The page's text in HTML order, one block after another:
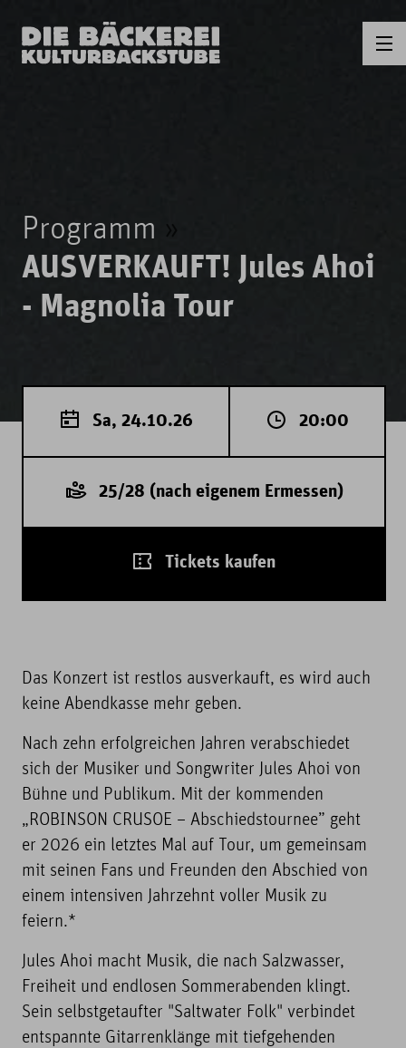
Programm
AUSVERKAUFT! Jules Ahoi
- Magnolia Tour
Sa, 24.10.26 20:00
25/28 (nach eigenem Ermessen)
Tickets kaufen
Das Konzert ist restlos ausverkauft, es wird auch
keine Abendkasse mehr geben.
Nach zehn erfolgreichen Jahren verabschiedet
sich der Musiker und Songwriter Jules Ahoi von
Bühne und Publikum. Mit der kommenden
„ROBINSON CRUSOE – Abschiedstournee” geht
er 2026 ein letztes Mal auf Tour, um gemeinsam
mit seinen Fans und Freunden den Abschied von
einem intensiven Jahrzehnt voller Musik zu
feiern.*
Jules Ahoi macht Musik, die nach Salzwasser,
Freiheit und endlosen Sommerabenden klingt.
Sein selbstgetaufter "Saltwater Folk" verbindet
entspannte Gitarrenklänge mit tiefgehenden